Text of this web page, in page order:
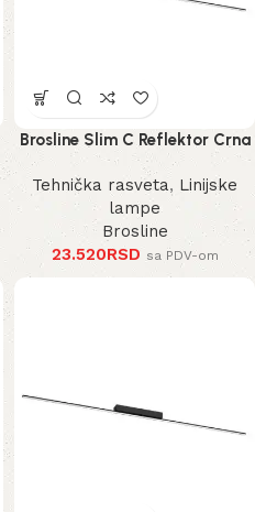
Brosline Slim C Reflektor Crna
3000K 1200 mm 40 mm 1289
mm
Tehnička rasveta, Linijske
lampe
Brosline
23.520RSD sa PDV-om